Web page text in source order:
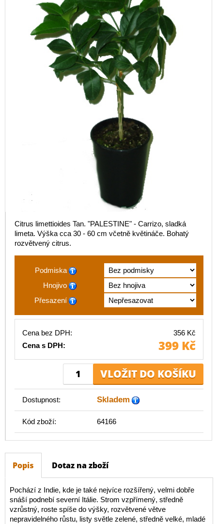
Citrus limettioides Tan. "PALESTINE" - Carrizo, sladká
limeta. Výška cca 30 - 60 cm včetně květináče. Bohatý
rozvětvený citrus.
Podmiska
Hnojivo
Přesazení
Cena bez DPH:
356 Kč
Cena s DPH:
399 Kč
Dostupnost: Skladem
Kód zboží: 64166
Popis Dotaz na zboží
Pochází z Indie, kde je také nejvíce rozšířený, velmi dobře
snáší podnebí severní Itálie. Strom vzpřímený, středně
vzrůstný, roste spíše do výšky, rozvětvené větve
nepravidelného růstu, listy světle zelené, středně velké, mladé